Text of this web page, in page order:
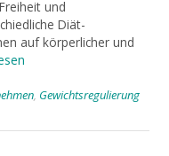
und
Diät-
auf körperlicher und
, Gewichtsregulierung